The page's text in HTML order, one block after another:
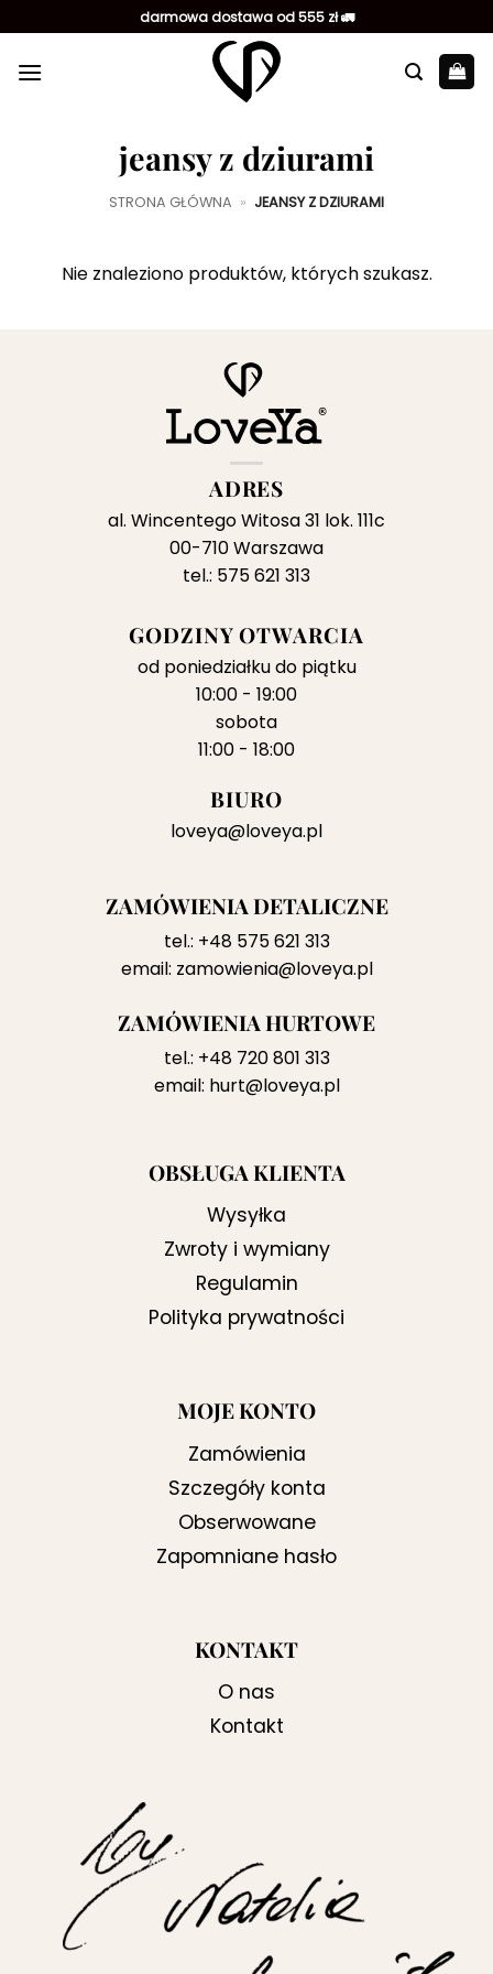
do
zawartości
darmowa dostawa od 555 zł 🚛
jeansy z dziurami
STRONA GŁÓWNA » JEANSY Z DZIURAMI
Nie znaleziono produktów, których szukasz.
ADRES
al. Wincentego Witosa 31 lok. 111c
00-710 Warszawa
tel.: 575 621 313
GODZINY OTWARCIA
od poniedziałku do piątku
10:00 - 19:00
sobota
11:00 - 18:00
BIURO
loveya@loveya.pl
ZAMÓWIENIA DETALICZNE
tel.: +48 575 621 313
email: zamowienia@loveya.pl
ZAMÓWIENIA HURTOWE
tel.: +48 720 801 313
email: hurt@loveya.pl
OBSŁUGA KLIENTA
Wysyłka
Zwroty i wymiany
Regulamin
Polityka prywatności
MOJE KONTO
Zamówienia
Szczegóły konta
Obserwowane
Zapomniane hasło
KONTAKT
O nas
Kontakt